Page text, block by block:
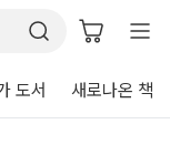
도서 새로나온 책